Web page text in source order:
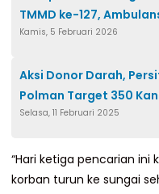
TMMD ke-127,
Tembus Jalur Ekstrim
Kamis, 5 Februari 2026
Aksi Donor Darah,
Polman Target 350
Selasa, 11 Februari 2025
“Hari ketiga pencarian
korban turun ke sungai